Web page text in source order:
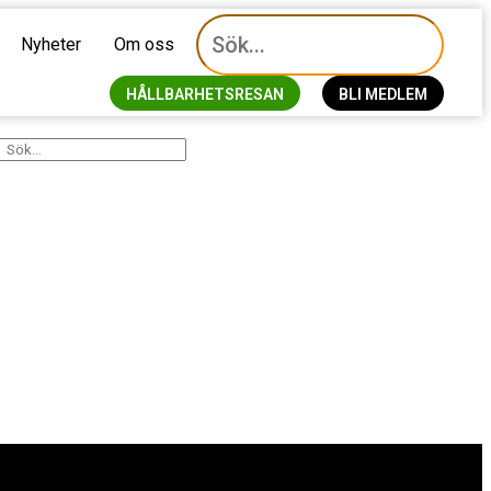
Nyheter Om oss
HÅLLBARHETSRESAN BLI MEDLEM